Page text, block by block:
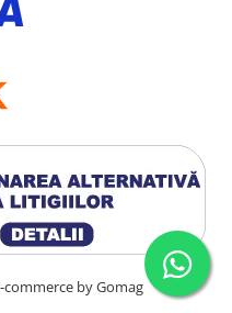
commerce by Gomag